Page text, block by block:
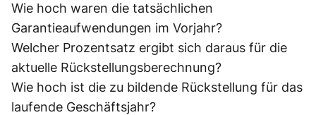
Wie hoch waren die tatsächlichen
Garantieaufwendungen im Vorjahr?
Welcher Prozentsatz ergibt sich daraus für die
aktuelle Rückstellungsberechnung?
Wie hoch ist die zu bildende Rückstellung für das
laufende Geschäftsjahr?